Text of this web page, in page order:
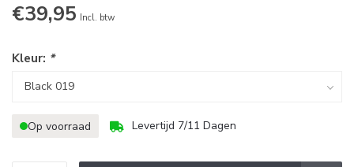
€39,95 Incl. btw
Kleur: *
Op voorraad Levertijd 7/11 Dagen